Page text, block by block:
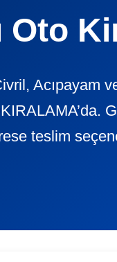
Oto
Acıpayam
teslim